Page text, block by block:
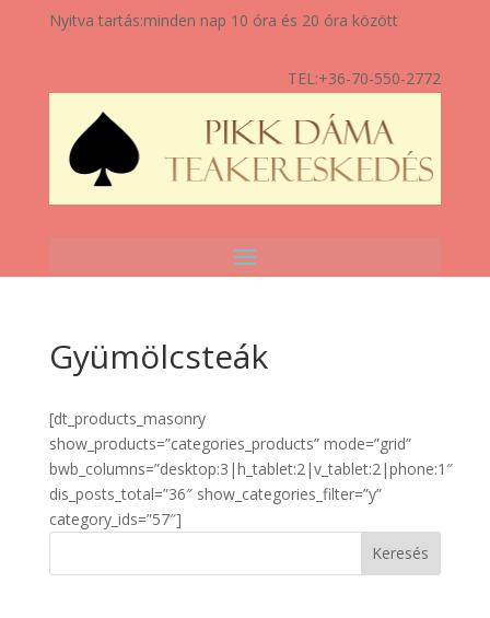
Nyitva tartás:minden nap 10 óra és 20 óra között
TEL:+36-70-550-2772
Gyümölcsteák
[dt_products_masonry
show_products=”categories_products” mode=”grid”
bwb_columns=”desktop:3|h_tablet:2|v_tablet:2|phone:1″
dis_posts_total=”36″ show_categories_filter=”y”
category_ids=”57″]